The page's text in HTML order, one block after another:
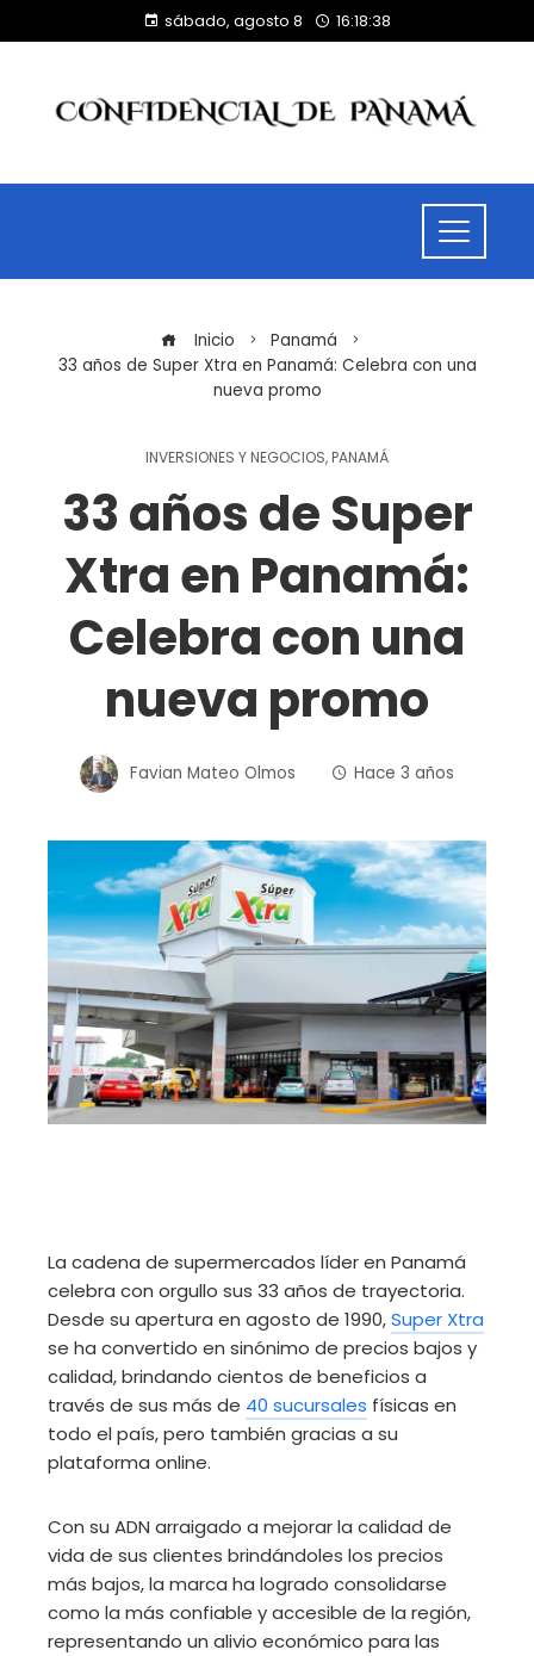
sábado, agosto 8 16:18:39
Inicio
Panamá
33 años de Super Xtra en Panamá: Celebra con una
nueva promo
INVERSIONES Y NEGOCIOS, PANAMÁ
33 años de Super
Xtra en Panamá:
Celebra con una
nueva promo
Favian Mateo Olmos Hace 3 años
La cadena de supermercados líder en Panamá
celebra con orgullo sus 33 años de trayectoria.
Desde su apertura en agosto de 1990,Super Xtra
se ha convertido en sinónimo de precios bajos y
calidad, brindando cientos de beneficios a
través de sus más de 40 sucursales físicas en
todo el país, pero también gracias a su
plataforma online.
Con su ADN arraigado a mejorar la calidad de
vida de sus clientes brindándoles los precios
más bajos, la marca ha logrado consolidarse
como la más confiable y accesible de la región,
representando un alivio económico para las